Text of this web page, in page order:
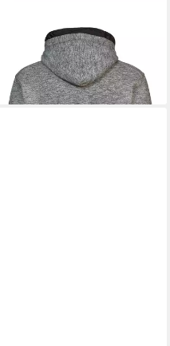
DSQUARED2Sweatjacke
379,00 € UVP780,00 €
-51%